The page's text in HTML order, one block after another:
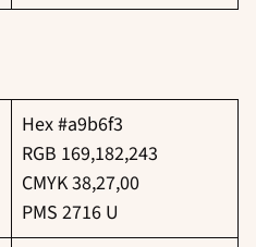
Hex #a9b6f3
RGB 169,182,243
CMYK 38,27,00
PMS 2716 U